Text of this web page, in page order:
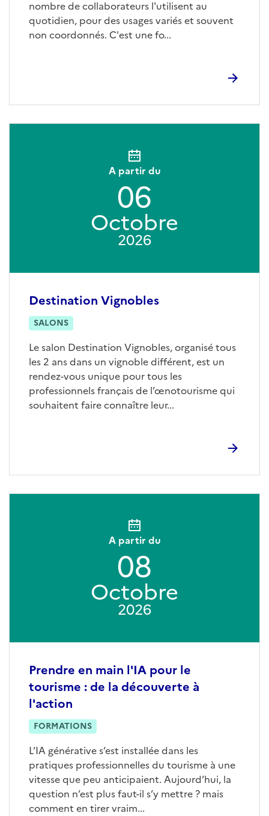
nombre de collaborateurs l'utilisent au
quotidien, pour des usages variés et souvent
non coordonnés. C'est une fo...
Destination Vignobles
SALONS
Le salon Destination Vignobles, organisé tous
les 2 ans dans un vignoble différent, est un
rendez-vous unique pour tous les
professionnels français de l’œnotourisme qui
souhaitent faire connaître leur...
A partir du
06
Octobre
2026
Prendre en main l'IA pour le
tourisme : de la découverte à
l'action
FORMATIONS
L’IA générative s’est installée dans les
pratiques professionnelles du tourisme à une
vitesse que peu anticipaient. Aujourd’hui, la
question n’est plus faut-il s’y mettre ? mais
comment en tirer vraim...
A partir du
08
Octobre
2026